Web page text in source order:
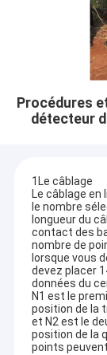
Procédures
détecteur
1Le câblage
Le câblage en
le nombre
longueur du
contact des
nombre de
lorsque vous
devez placer
données du
N1 est le
position de la
et N2 est le
position de la
points